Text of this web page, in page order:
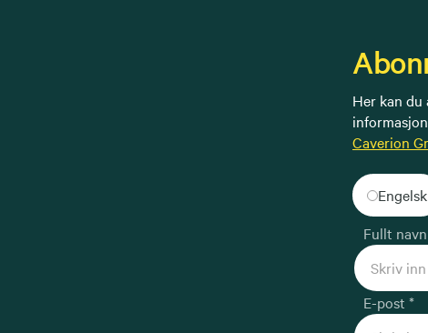
Her kan du
Caverion
Engelsk
Fullt
E-post *